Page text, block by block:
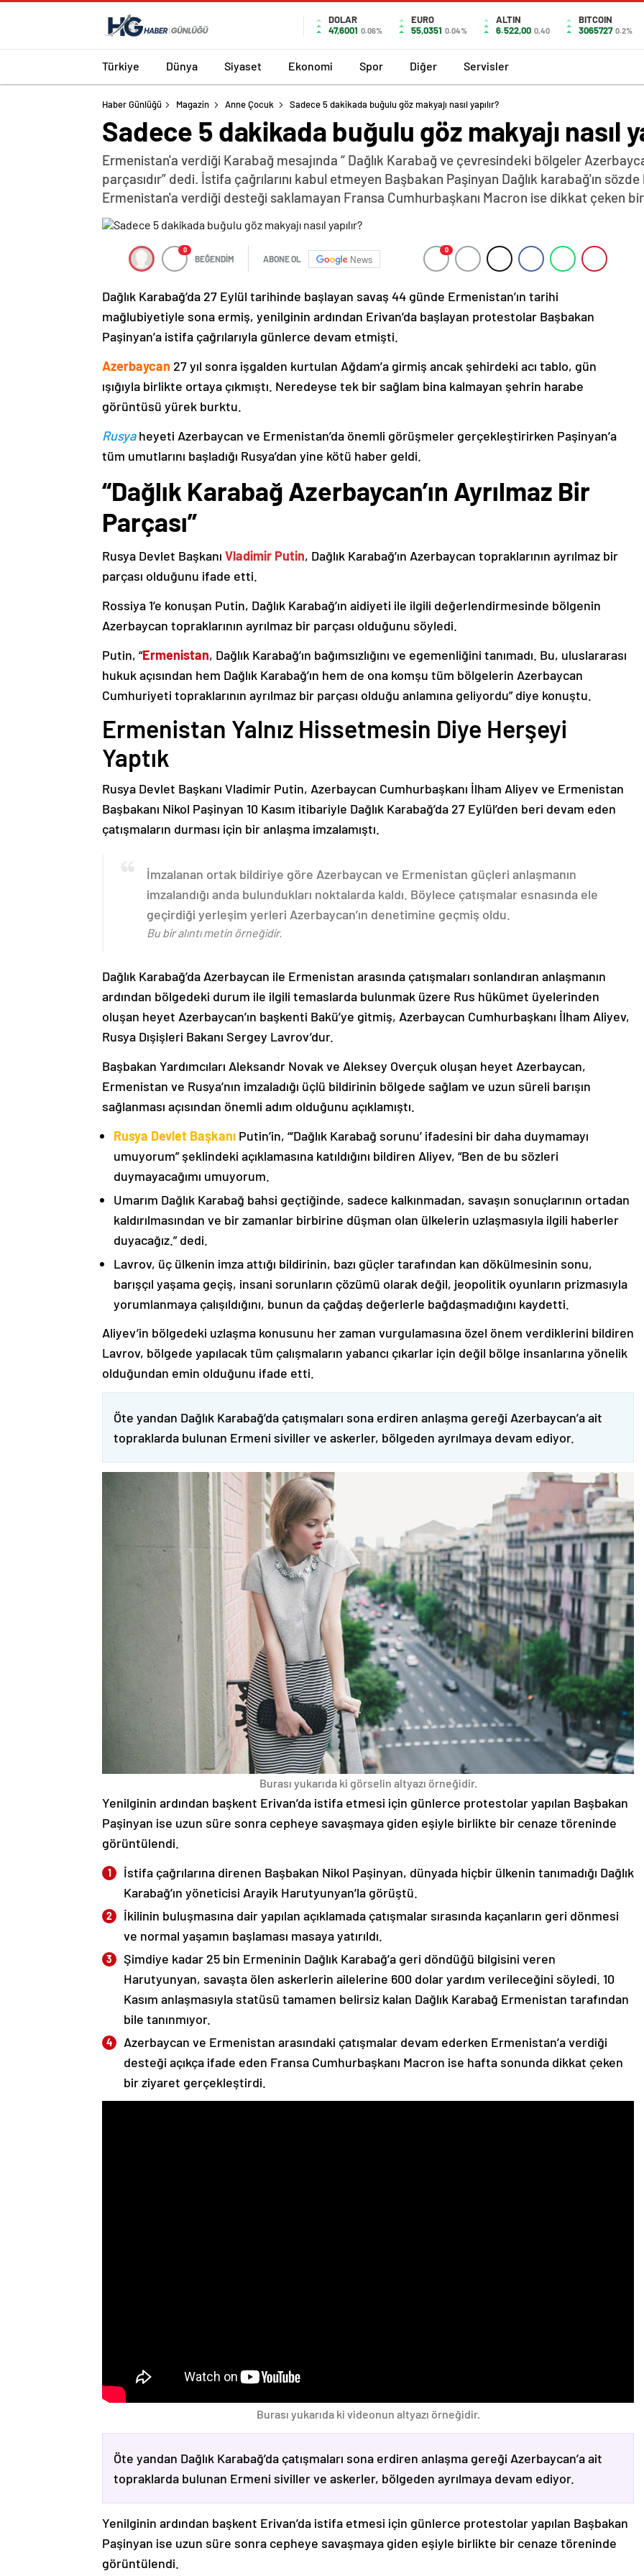
DOLAR
47,6001 0.06%
EURO
55,0351 0.04%
ALTIN
6.522,00 0,40
BITCOIN
3065727 0.2%
Türkiye Dünya Siyaset Ekonomi Spor Diğer Servisler
Haber Günlüğü Magazin Anne Çocuk Sadece 5 dakikada buğulu göz makyajı nasıl yapılır?
Sadece 5 dakikada buğulu göz makyajı nasıl
Ermenistan'a verdiği Karabağ mesajında “ Dağlık Karabağ ve çevresindeki bölgeler
parçasıdır” dedi. İstifa çağrılarını kabul etmeyen Başbakan Paşinyan Dağlık karabağ'ın
Ermenistan'a verdiği desteği saklamayan Fransa Cumhurbaşkanı Macron ise dikkat çeken
0
BEĞENDİM ABONE OL News
0
Dağlık Karabağ’da 27 Eylül tarihinde başlayan savaş 44 günde Ermenistan’ın tarihi
mağlubiyetiyle sona ermiş, yenilginin ardından Erivan’da başlayan protestolar Başbakan
Paşinyan’a istifa çağrılarıyla günlerce devam etmişti.
Azerbaycan 27 yıl sonra işgalden kurtulan Ağdam’a girmiş ancak şehirdeki acı tablo, gün
ışığıyla birlikte ortaya çıkmıştı. Neredeyse tek bir sağlam bina kalmayan şehrin harabe
görüntüsü yürek burktu.
Rusyaheyeti Azerbaycan ve Ermenistan’da önemli görüşmeler gerçekleştirirken Paşinyan’a
tüm umutlarını başladığı Rusya’dan yine kötü haber geldi.
“Dağlık Karabağ Azerbaycan’ın Ayrılmaz Bir
Parçası”
Rusya Devlet Başkanı Vladimir Putin, Dağlık Karabağ’ın Azerbaycan topraklarının ayrılmaz bir
parçası olduğunu ifade etti.
Rossiya 1’e konuşan Putin, Dağlık Karabağ’ın aidiyeti ile ilgili değerlendirmesinde bölgenin
Azerbaycan topraklarının ayrılmaz bir parçası olduğunu söyledi.
Putin, “Ermenistan, Dağlık Karabağ’ın bağımsızlığını ve egemenliğini tanımadı. Bu, uluslararası
hukuk açısından hem Dağlık Karabağ’ın hem de ona komşu tüm bölgelerin Azerbaycan
Cumhuriyeti topraklarının ayrılmaz bir parçası olduğu anlamına geliyordu” diye konuştu.
Ermenistan Yalnız Hissetmesin Diye Herşeyi
Yaptık
Rusya Devlet Başkanı Vladimir Putin, Azerbaycan Cumhurbaşkanı İlham Aliyev ve Ermenistan
Başbakanı Nikol Paşinyan 10 Kasım itibariyle Dağlık Karabağ’da 27 Eylül’den beri devam eden
çatışmaların durması için bir anlaşma imzalamıştı.
İmzalanan ortak bildiriye göre Azerbaycan ve Ermenistan güçleri anlaşmanın
imzalandığı anda bulundukları noktalarda kaldı. Böylece çatışmalar esnasında ele
geçirdiği yerleşim yerleri Azerbaycan’ın denetimine geçmiş oldu.
Bu bir alıntı metin örneğidir.
Dağlık Karabağ’da Azerbaycan ile Ermenistan arasında çatışmaları sonlandıran anlaşmanın
ardından bölgedeki durum ile ilgili temaslarda bulunmak üzere Rus hükümet üyelerinden
oluşan heyet Azerbaycan’ın başkenti Bakü’ye gitmiş, Azerbaycan Cumhurbaşkanı İlham Aliyev,
Rusya Dışişleri Bakanı Sergey Lavrov’dur.
Başbakan Yardımcıları Aleksandr Novak ve Aleksey Overçuk oluşan heyet Azerbaycan,
Ermenistan ve Rusya’nın imzaladığı üçlü bildirinin bölgede sağlam ve uzun süreli barışın
sağlanması açısından önemli adım olduğunu açıklamıştı.
Rusya Devlet Başkanı Putin’in, “‘Dağlık Karabağ sorunu’ ifadesini bir daha duymamayı
umuyorum” şeklindeki açıklamasına katıldığını bildiren Aliyev, “Ben de bu sözleri
duymayacağımı umuyorum.
Umarım Dağlık Karabağ bahsi geçtiğinde, sadece kalkınmadan, savaşın sonuçlarının ortadan
kaldırılmasından ve bir zamanlar birbirine düşman olan ülkelerin uzlaşmasıyla ilgili haberler
duyacağız.” dedi.
Lavrov, üç ülkenin imza attığı bildirinin, bazı güçler tarafından kan dökülmesinin sonu,
barışçıl yaşama geçiş, insani sorunların çözümü olarak değil, jeopolitik oyunların prizmasıyla
yorumlanmaya çalışıldığını, bunun da çağdaş değerlerle bağdaşmadığını kaydetti.
Aliyev’in bölgedeki uzlaşma konusunu her zaman vurgulamasına özel önem verdiklerini bildiren
Lavrov, bölgede yapılacak tüm çalışmaların yabancı çıkarlar için değil bölge insanlarına yönelik
olduğundan emin olduğunu ifade etti.
Öte yandan Dağlık Karabağ’da çatışmaları sona erdiren anlaşma gereği Azerbaycan’a ait
topraklarda bulunan Ermeni siviller ve askerler, bölgeden ayrılmaya devam ediyor.
Burası yukarıda ki görselin altyazı örneğidir.
Yenilginin ardından başkent Erivan’da istifa etmesi için günlerce protestolar yapılan Başbakan
Paşinyan ise uzun süre sonra cepheye savaşmaya giden eşiyle birlikte bir cenaze töreninde
görüntülendi.
İstifa çağrılarına direnen Başbakan Nikol Paşinyan, dünyada hiçbir ülkenin tanımadığı Dağlık
Karabağ’ın yöneticisi Arayik Harutyunyan’la görüştü.
İkilinin buluşmasına dair yapılan açıklamada çatışmalar sırasında kaçanların geri dönmesi
ve normal yaşamın başlaması masaya yatırıldı.
Şimdiye kadar 25 bin Ermeninin Dağlık Karabağ’a geri döndüğü bilgisini veren
Harutyunyan, savaşta ölen askerlerin ailelerine 600 dolar yardım verileceğini söyledi. 10
Kasım anlaşmasıyla statüsü tamamen belirsiz kalan Dağlık Karabağ Ermenistan tarafından
bile tanınmıyor.
Azerbaycan ve Ermenistan arasındaki çatışmalar devam ederken Ermenistan’a verdiği
desteği açıkça ifade eden Fransa Cumhurbaşkanı Macron ise hafta sonunda dikkat çeken
bir ziyaret gerçekleştirdi.
Burası yukarıda ki videonun altyazı örneğidir.
Öte yandan Dağlık Karabağ’da çatışmaları sona erdiren anlaşma gereği Azerbaycan’a ait
topraklarda bulunan Ermeni siviller ve askerler, bölgeden ayrılmaya devam ediyor.
Yenilginin ardından başkent Erivan’da istifa etmesi için günlerce protestolar yapılan Başbakan
Paşinyan ise uzun süre sonra cepheye savaşmaya giden eşiyle birlikte bir cenaze töreninde
görüntülendi.